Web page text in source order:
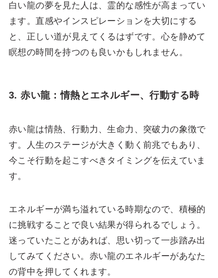
白い龍の夢を見た人は、霊的な感性が高まってい
ます。直感やインスピレーションを大切にする
と、正しい道が見えてくるはずです。心を静めて
瞑想の時間を持つのも良いかもしれません。
3. 赤い龍：情熱とエネルギー、行動する時
赤い龍は情熱、行動力、生命力、突破力の象徴で
す。人生のステージが大きく動く前兆でもあり、
今こそ行動を起こすべきタイミングを伝えていま
す。
エネルギーが満ち溢れている時期なので、積極的
に挑戦することで良い結果が得られるでしょう。
迷っていたことがあれば、思い切って一歩踏み出
してみてください。赤い龍のエネルギーがあなた
の背中を押してくれます。